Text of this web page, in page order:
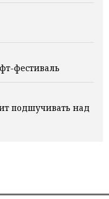
фестиваль
подшучивать над